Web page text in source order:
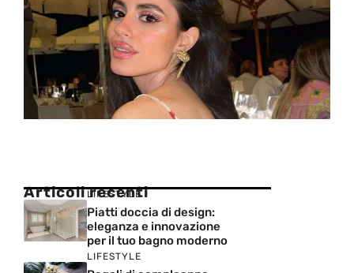
Articoli recenti
LIFESTYLE
Piatti doccia di design:
eleganza e innovazione
per il tuo bagno moderno
LIFESTYLE